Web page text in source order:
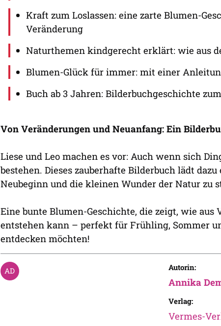
Kraft zum Loslassen: eine zarte Blumen-
Veränderung
Naturthemen kindgerecht erklärt: wie aus
Blumen-Glück für immer: mit einer
Buch ab 3 Jahren: Bilderbuchgeschichte
Von Veränderungen und Neuanfang: Ein
Liese und Leo machen es vor: Auch wenn sich
bestehen. Dieses zauberhafte Bilderbuch lädt
Neubeginn und die kleinen Wunder der Natur zu
Eine bunte Blumen-Geschichte, die zeigt, wie aus
entstehen kann – perfekt für Frühling, Sommer
entdecken möchten!
Autorin:
Annika
Verlag:
Vermes-